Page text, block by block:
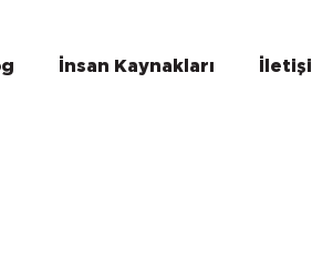
İnsan Kaynakları